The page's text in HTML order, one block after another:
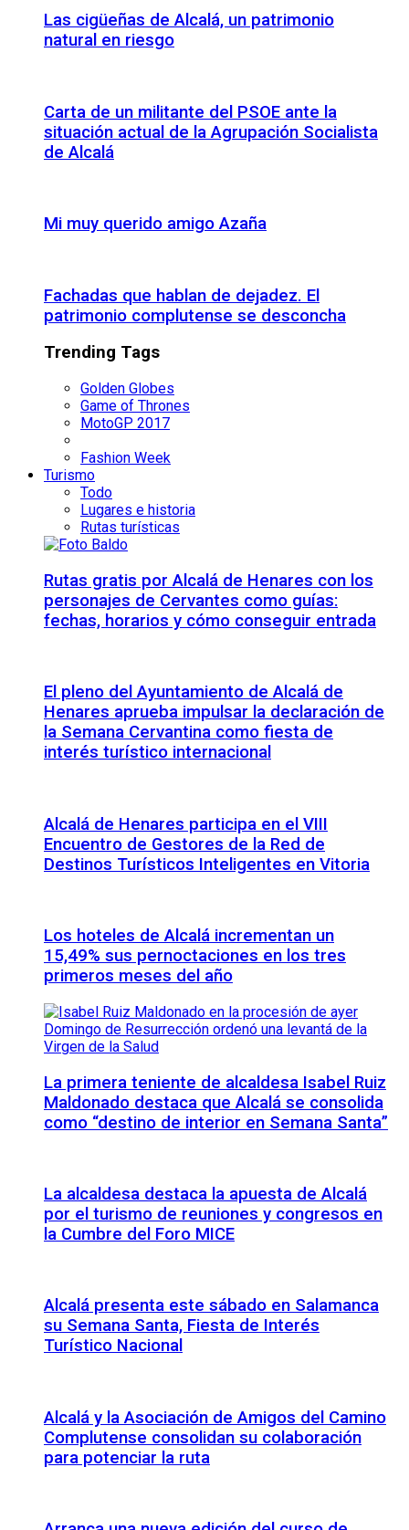
Las cigüeñas de Alcalá, un patrimonio
natural en riesgo
Carta de un militante del PSOE ante la
situación actual de la Agrupación Socialista
de Alcalá
Mi muy querido amigo Azaña
Fachadas que hablan de dejadez. El
patrimonio complutense se desconcha
Trending Tags
Golden Globes
Game of Thrones
MotoGP 2017
Fashion Week
Turismo
Todo
Lugares e historia
Rutas turísticas
Rutas gratis por Alcalá de Henares con los
personajes de Cervantes como guías:
fechas, horarios y cómo conseguir entrada
El pleno del Ayuntamiento de Alcalá de
Henares aprueba impulsar la declaración de
la Semana Cervantina como fiesta de
interés turístico internacional
Alcalá de Henares participa en el VIII
Encuentro de Gestores de la Red de
Destinos Turísticos Inteligentes en Vitoria
Los hoteles de Alcalá incrementan un
15,49% sus pernoctaciones en los tres
primeros meses del año
La primera teniente de alcaldesa Isabel Ruiz
Maldonado destaca que Alcalá se consolida
como “destino de interior en Semana Santa”
La alcaldesa destaca la apuesta de Alcalá
por el turismo de reuniones y congresos en
la Cumbre del Foro MICE
Alcalá presenta este sábado en Salamanca
su Semana Santa, Fiesta de Interés
Turístico Nacional
Alcalá y la Asociación de Amigos del Camino
Complutense consolidan su colaboración
para potenciar la ruta